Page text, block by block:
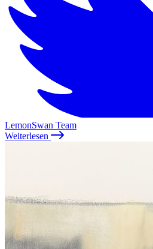
LemonSwan Team
Weiterlesen